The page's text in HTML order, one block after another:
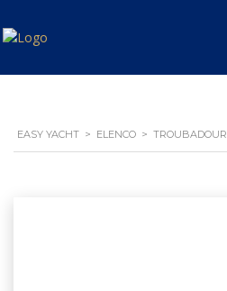
EASY YACHT > ELENCO > TROUBADOUR